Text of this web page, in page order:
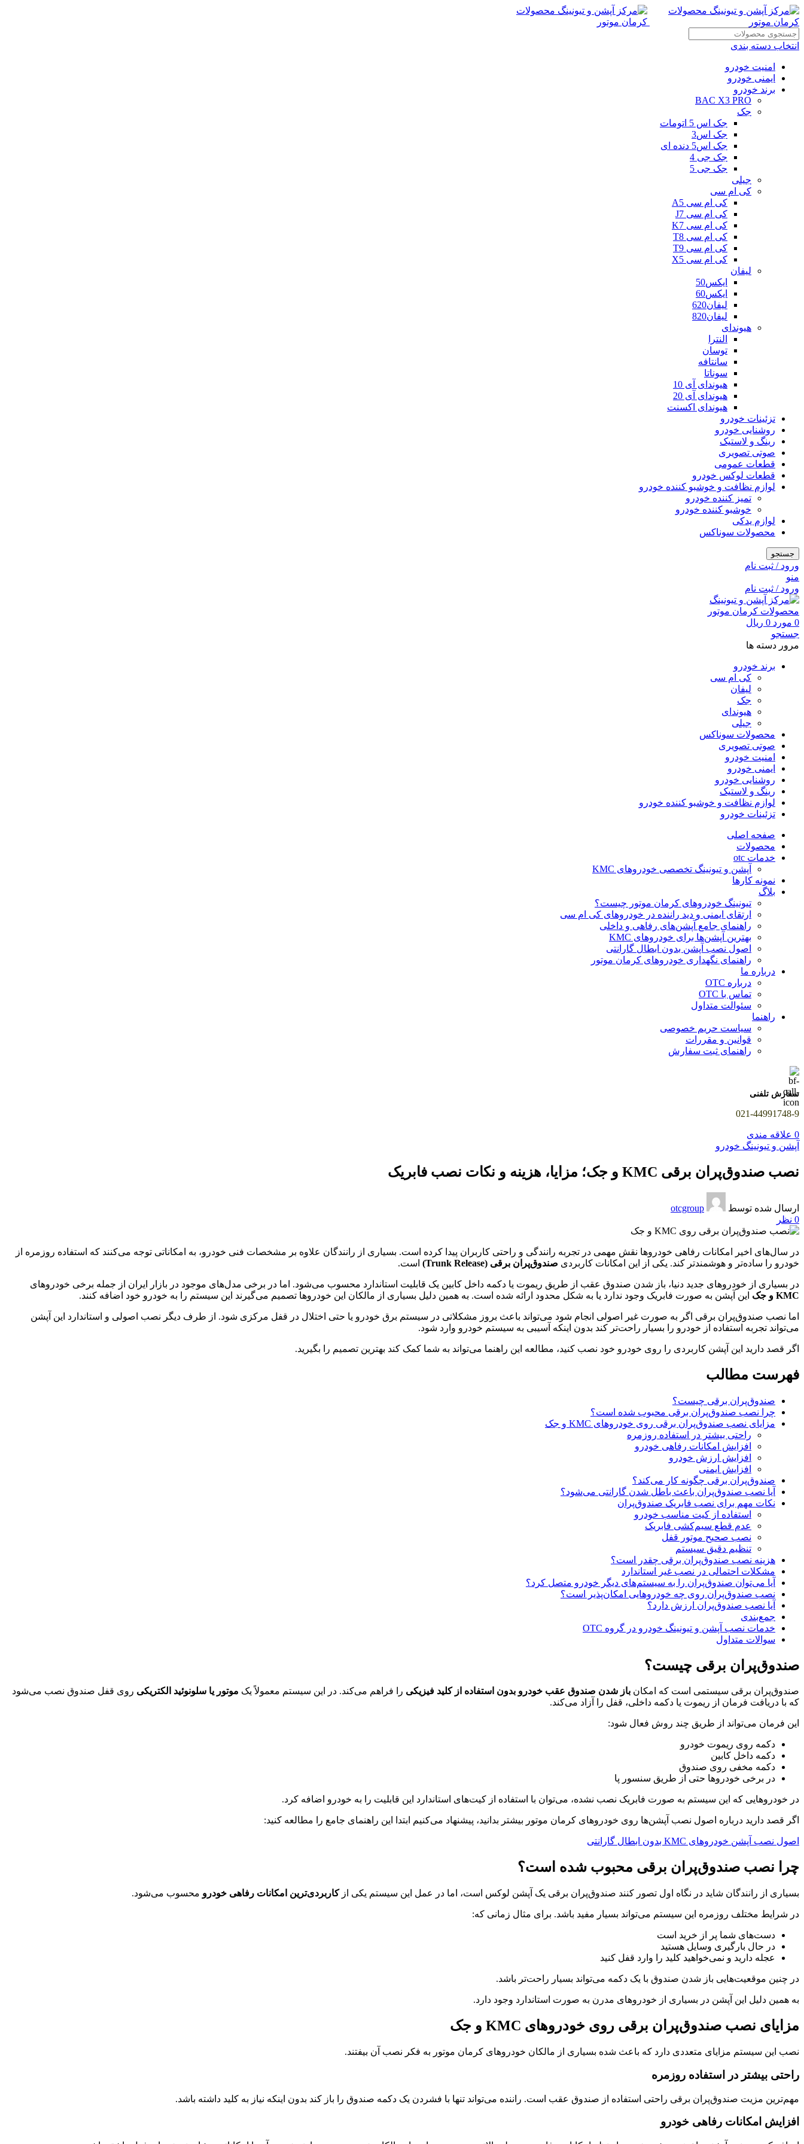
انتخاب دسته بندی
امنیت خودرو
ایمنی خودرو
برند خودرو
BAC X3 PRO
جک
جک اس 5 اتومات
جک اس3
جک اس5 دنده ای
جک جی 4
جک جی 5
جیلی
کی ام سی
کی ام سی A5
کی ام سی J7
کی ام سی K7
کی ام سی T8
کی ام سی T9
کی ام سی X5
لیفان
ایکس50
ایکس60
لیفان620
لیفان820
هیوندای
النترا
توسان
سانتافه
سوناتا
هیوندای آی 10
هیوندای آی 20
هیوندای اکسنت
تزئینات خودرو
روشنایی خودرو
رینگ و لاستیک
صوتی تصویری
قطعات عمومی
قطعات لوکس خودرو
لوازم نظافت و خوشبو کننده خودرو
تمیز کننده خودرو
خوشبو کننده خودرو
لوازم یدکی
محصولات سوناکس
جستجو
ورود / ثبت نام
منو
ورود / ثبت نام
0 مورد 0 ریال
جستجو
مرور دسته ها
برند خودرو
کی ام سی
لیفان
جک
هیوندای
جیلی
محصولات سوناکس
صوتی تصویری
امنیت خودرو
ایمنی خودرو
روشنایی خودرو
رینگ و لاستیک
لوازم نظافت و خوشبو کننده خودرو
تزئینات خودرو
صفحه اصلی
محصولات
خدمات otc
آپشن و تیونینگ تخصصی خودروهای KMC
نمونه کارها
بلاگ
تیونینگ خودروهای کرمان موتور چیست؟
ارتقای ایمنی و دید راننده در خودروهای کی ام سی
راهنمای جامع آپشن‌های رفاهی و داخلی
بهترین آپشن‌ها برای خودروهای KMC
اصول نصب آپشن بدون ابطال گارانتی
راهنمای نگهداری خودروهای کرمان موتور
درباره ما
درباره OTC
تماس با OTC
سئوالت متداول
راهنما
سیاست حریم خصوصی
قوانین و مقررات
راهنمای ثبت سفارش
سفارش تلفنی
021-44991748-9
0 علاقه مندی
آپشن و تیونینگ خودرو
نصب صندوق‌پران برقی KMC و جک؛ مزایا، هزینه و نکات نصب فابریک
ارسال شده توسط
otcgroup
0 نظر
در سال‌های اخیر امکانات رفاهی خودروها نقش مهمی در تجربه رانندگی و راحتی کاربران پیدا کرده است. بسیاری از رانندگان علاوه بر مشخصات فنی خودرو، به امکاناتی توجه می‌کنند که استفاده روزمره از
خودرو را ساده‌تر و هوشمندتر کند. یکی از این امکانات کاربردی صندوق‌پران برقی (Trunk Release) است.
در بسیاری از خودروهای جدید دنیا، باز شدن صندوق عقب از طریق ریموت یا دکمه داخل کابین یک قابلیت استاندارد محسوب می‌شود. اما در برخی مدل‌های موجود در بازار ایران از جمله برخی خودروهای
KMC و جک
این آپشن به صورت فابریک وجود ندارد یا به شکل محدود ارائه شده است. به همین دلیل بسیاری از مالکان این خودروها تصمیم می‌گیرند این سیستم را به خودرو خود اضافه کنند.
اما نصب صندوق‌پران برقی اگر به صورت غیر اصولی انجام شود می‌تواند باعث بروز مشکلاتی در سیستم برق خودرو یا حتی اختلال در قفل مرکزی شود. از طرف دیگر نصب اصولی و استاندارد این آپشن
می‌تواند تجربه استفاده از خودرو را بسیار راحت‌تر کند بدون اینکه آسیبی به سیستم خودرو وارد شود.
اگر قصد دارید این آپشن کاربردی را روی خودرو خود نصب کنید، مطالعه این راهنما می‌تواند به شما کمک کند بهترین تصمیم را بگیرید.
فهرست مطالب
صندوق‌پران برقی چیست؟
چرا نصب صندوق‌پران برقی محبوب شده است؟
مزایای نصب صندوق‌پران برقی روی خودروهای KMC و جک
راحتی بیشتر در استفاده روزمره
افزایش امکانات رفاهی خودرو
افزایش ارزش خودرو
افزایش ایمنی
صندوق‌پران برقی چگونه کار می‌کند؟
آیا نصب صندوق‌پران باعث باطل شدن گارانتی می‌شود؟
نکات مهم برای نصب فابریک صندوق‌پران
استفاده از کیت مناسب خودرو
عدم قطع سیم‌کشی فابریک
نصب صحیح موتور قفل
تنظیم دقیق سیستم
هزینه نصب صندوق‌پران برقی چقدر است؟
مشکلات احتمالی در نصب غیر استاندارد
آیا می‌توان صندوق‌پران را به سیستم‌های دیگر خودرو متصل کرد؟
نصب صندوق‌پران روی چه خودروهایی امکان‌پذیر است؟
آیا نصب صندوق‌پران ارزش دارد؟
جمع‌بندی
خدمات نصب آپشن و تیونینگ خودرو در گروه OTC
سوالات متداول
صندوق‌پران برقی چیست؟
صندوق‌پران برقی سیستمی است که امکان باز شدن صندوق عقب خودرو بدون استفاده از کلید فیزیکی را فراهم می‌کند. در این سیستم معمولاً یک موتور یا سلونوئید الکتریکی روی قفل صندوق نصب می‌شود
که با دریافت فرمان از ریموت یا دکمه داخلی، قفل را آزاد می‌کند.
این فرمان می‌تواند از طریق چند روش فعال شود:
دکمه روی ریموت خودرو
دکمه داخل کابین
دکمه مخفی روی صندوق
در برخی خودروها حتی از طریق سنسور پا
در خودروهایی که این سیستم به صورت فابریک نصب نشده، می‌توان با استفاده از کیت‌های استاندارد این قابلیت را به خودرو اضافه کرد.
اگر قصد دارید درباره اصول نصب آپشن‌ها روی خودروهای کرمان موتور بیشتر بدانید، پیشنهاد می‌کنیم ابتدا این راهنمای جامع را مطالعه کنید:
اصول نصب آپشن خودروهای KMC بدون ابطال گارانتی
چرا نصب صندوق‌پران برقی محبوب شده است؟
بسیاری از رانندگان شاید در نگاه اول تصور کنند صندوق‌پران برقی یک آپشن لوکس است، اما در عمل این سیستم یکی ازکاربردی‌ترین امکانات رفاهی خودرو محسوب می‌شود.
در شرایط مختلف روزمره این سیستم می‌تواند بسیار مفید باشد. برای مثال زمانی که:
دست‌های شما پر از خرید است
در حال بارگیری وسایل هستید
عجله دارید و نمی‌خواهید کلید را وارد قفل کنید
در چنین موقعیت‌هایی باز شدن صندوق با یک دکمه می‌تواند بسیار راحت‌تر باشد.
به همین دلیل این آپشن در بسیاری از خودروهای مدرن به صورت استاندارد وجود دارد.
مزایای نصب صندوق‌پران برقی روی خودروهای KMC و جک
نصب این سیستم مزایای متعددی دارد که باعث شده بسیاری از مالکان خودروهای کرمان موتور به فکر نصب آن بیفتند.
راحتی بیشتر در استفاده روزمره
مهم‌ترین مزیت صندوق‌پران برقی راحتی استفاده از صندوق عقب است. راننده می‌تواند تنها با فشردن یک دکمه صندوق را باز کند بدون اینکه نیاز به کلید داشته باشد.
افزایش امکانات رفاهی خودرو